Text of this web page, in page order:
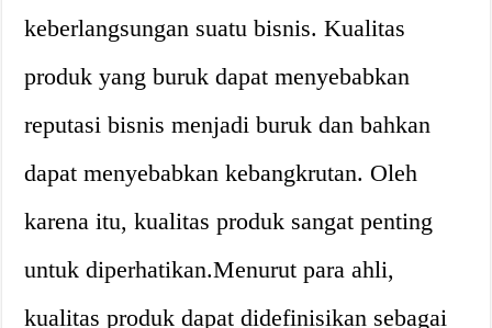
keberlangsungan suatu bisnis. Kualitas
produk yang buruk dapat menyebabkan
reputasi bisnis menjadi buruk dan bahkan
dapat menyebabkan kebangkrutan. Oleh
karena itu, kualitas produk sangat penting
untuk diperhatikan.Menurut para ahli,
kualitas produk dapat didefinisikan sebagai